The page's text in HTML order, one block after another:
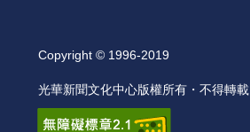
Copyright © 1996-2019
光華新聞文化中心版權所有・不得轉載